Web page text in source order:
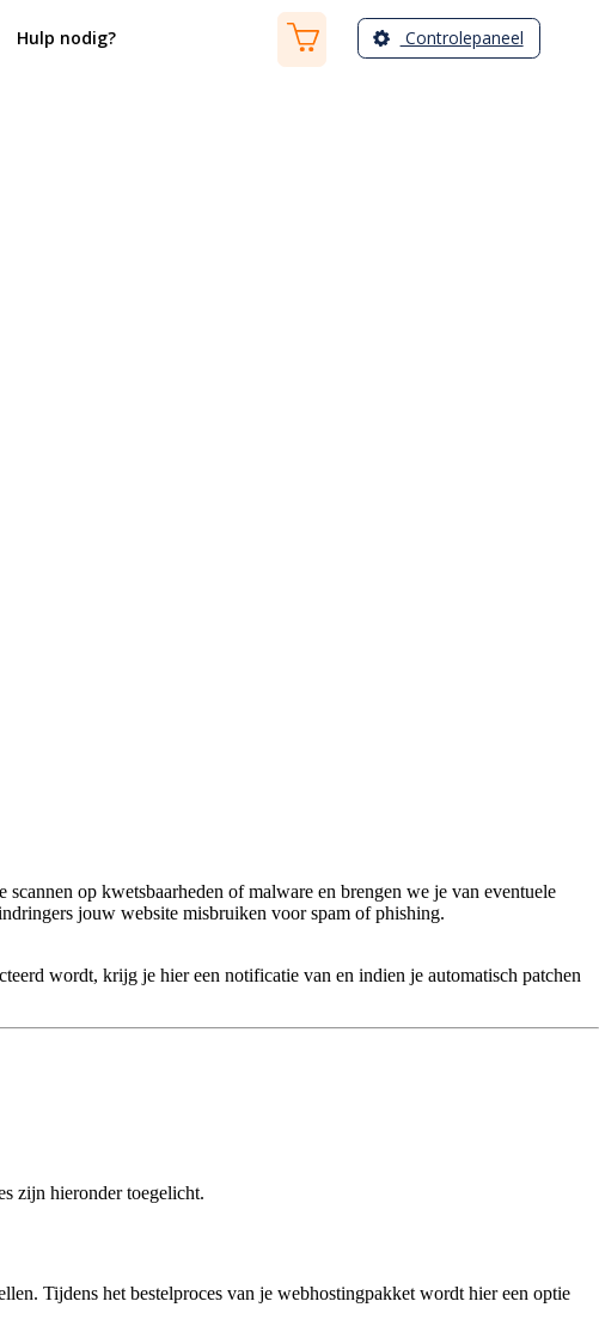
Hulp nodig? Controlepaneel
op kwetsbaarheden of malware en brengen we je van eventuele
jouw website misbruiken voor spam of phishing.
wordt, krijg je hier een notificatie van en indien je automatisch patchen
zijn hieronder toegelicht.
Tijdens het bestelproces van je webhostingpakket wordt hier een optie